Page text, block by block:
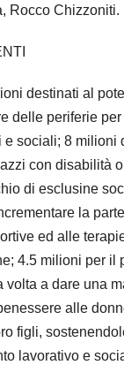
Rocco Chizzoniti.
destinati al
delle periferie
e sociali; 8 milioni
con disabilità
di esclusine
la
ed alle
4.5 milioni per il
volta a dare una
alle
figli,
lavorativo e